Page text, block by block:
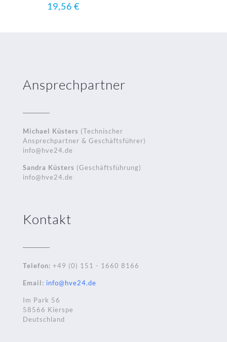
19,56 €
Ansprechpartner
Michael Küsters (Technischer
Ansprechpartner & Geschäftsführer)
info@hve24.de
Sandra Küsters (Geschäftsführung)
info@hve24.de
Kontakt
Telefon: +49 (0) 151 - 1660 8166
Email: info@hve24.de
Im Park 56
58566 Kierspe
Deutschland